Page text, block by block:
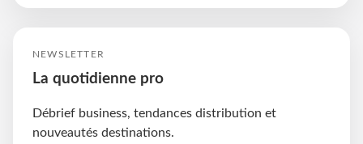
NEWSLETTER
La quotidienne pro
Débrief business, tendances distribution et
nouveautés destinations.